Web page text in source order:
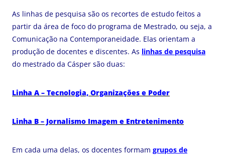
As linhas de pesquisa são os recortes de estudo feitos a
partir da área de foco do programa de Mestrado, ou seja, a
Comunicação na Contemporaneidade. Elas orientam a
produção de docentes e discentes. As linhas de pesquisa
do mestrado da Cásper são duas:
Linha A – Tecnologia, Organizações e Poder
Linha B – Jornalismo Imagem e Entretenimento
Em cada uma delas, os docentes formam grupos de